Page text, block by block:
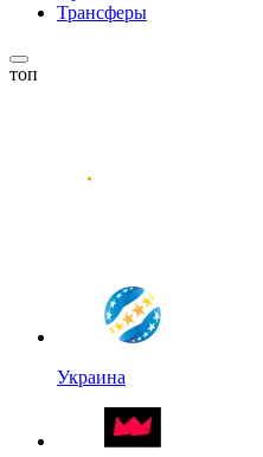
Трансферы
топ
Украина